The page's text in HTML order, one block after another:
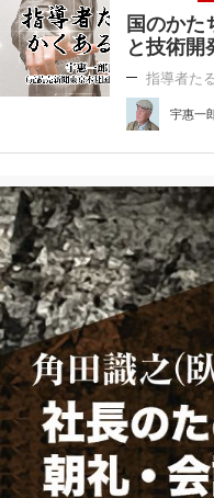
国のかた
と技術開
指導者た
宇惠一